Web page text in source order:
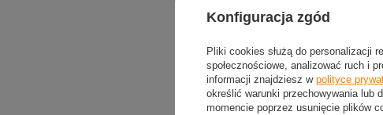
Konfiguracja zgód
Pliki cookies służą do personalizacji
społecznościowe, analizować ruch i
informacji znajdziesz w polityce
określić warunki przechowywania lub
momencie poprzez usunięcie plików